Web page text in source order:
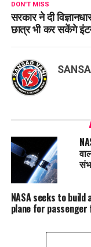
DON'T MISS
सरकार ने दी
छात्र भी कर सकेंगे
NASA seeks to
plane for